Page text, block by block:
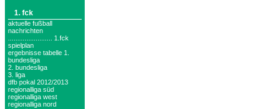
1. fck
aktuelle fußball
nachrichten
........................ 1.fck
spielplan
ergebnisse tabelle 1.
bundesliga
2. bundesliga
3. liga
dfb pokal 2012/2013
regionalliga süd
regionalliga west
regionalliga nord